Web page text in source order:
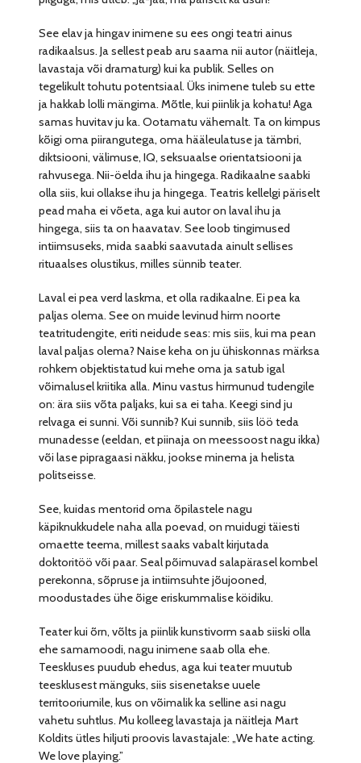
See elav ja hingav inimene su ees ongi teatri ainus
radikaalsus. Ja sellest peab aru saama nii autor (näitleja,
lavastaja või dramaturg) kui ka publik. Selles on
tegelikult tohutu potentsiaal. Üks inimene tuleb su ette
ja hakkab lolli mängima. Mõtle, kui piinlik ja kohatu! Aga
samas huvitav ju ka. Ootamatu vähemalt. Ta on kimpus
kõigi oma piirangutega, oma hääleulatuse ja tämbri,
diktsiooni, välimuse, IQ, seksuaalse orientatsiooni ja
rahvusega. Nii-öelda ihu ja hingega. Radikaalne saabki
olla siis, kui ollakse ihu ja hingega. Teatris kellelgi päriselt
pead maha ei võeta, aga kui autor on laval ihu ja
hingega, siis ta on haavatav. See loob tingimused
intiimsuseks, mida saabki saavutada ainult sellises
rituaalses olustikus, milles sünnib teater.
Laval ei pea verd laskma, et olla radikaalne. Ei pea ka
paljas olema. See on muide levinud hirm noorte
teatritudengite, eriti neidude seas: mis siis, kui ma pean
laval paljas olema? Naise keha on ju ühiskonnas märksa
rohkem objektistatud kui mehe oma ja satub igal
võimalusel kriitika alla. Minu vastus hirmunud tudengile
on: ära siis võta paljaks, kui sa ei taha. Keegi sind ju
relvaga ei sunni. Või sunnib? Kui sunnib, siis löö teda
munadesse (eeldan, et piinaja on meessoost nagu ikka)
või lase pipragaasi näkku, jookse minema ja helista
politseisse.
See, kuidas mentorid oma õpilastele nagu
käpiknukkudele naha alla poevad, on muidugi täiesti
omaette teema, millest saaks vabalt kirjutada
doktoritöö või paar. Seal põimuvad salapärasel kombel
perekonna, sõpruse ja intiimsuhte jõujooned,
moodustades ühe õige eriskummalise köidiku.
Teater kui õrn, võlts ja piinlik kunstivorm saab siiski olla
ehe samamoodi, nagu inimene saab olla ehe.
Teeskluses puudub ehedus, aga kui teater muutub
teesklusest mänguks, siis sisenetakse uuele
territooriumile, kus on võimalik ka selline asi nagu
vahetu suhtlus. Mu kolleeg lavastaja ja näitleja Mart
Koldits ütles hiljuti proovis lavastajale: „We hate acting.
We love playing.”